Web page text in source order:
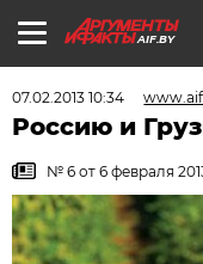
AIF.BY
07.02.2013 10:34
Россию и
№ 6 от 6 февраля